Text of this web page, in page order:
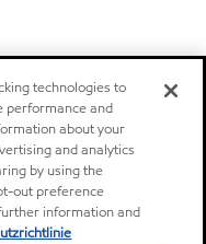
technologies to
performance and
about your
and analytics
by using the
out preference
information and